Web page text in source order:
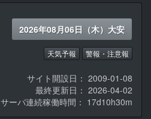
2026年08月06日（木）大安
天気予報 警報・注意報
サイト開設日： 2009-01-08
最終更新日： 2026-04-02
サーバ連続稼働時間： 17d10h30m